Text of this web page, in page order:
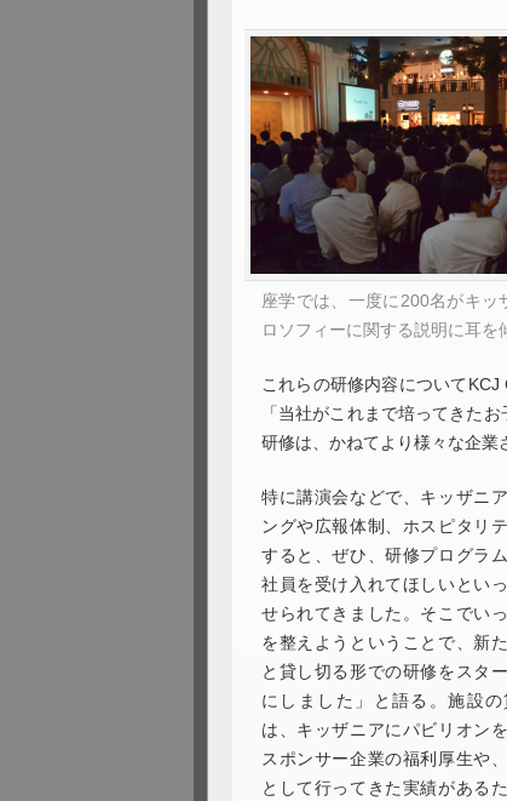
座学では、一度に200名がキッ
ロソフィーに関する説明に耳を
これらの研修内容についてKCJ
「当社がこれまで培ってきた
研修は、かねてより様々な企業
特に講演会などで、キッザニ
ングや広報体制、ホスピタリ
すると、ぜひ、研修プログラム
社員を受け入れてほしいとい
せられてきました。そこでい
を整えようということで、新
と貸し切る形での研修をスタ
にしました」と語る。施設
は、キッザニアにパビリオン
スポンサー企業の福利厚生や
として行ってきた実績がある